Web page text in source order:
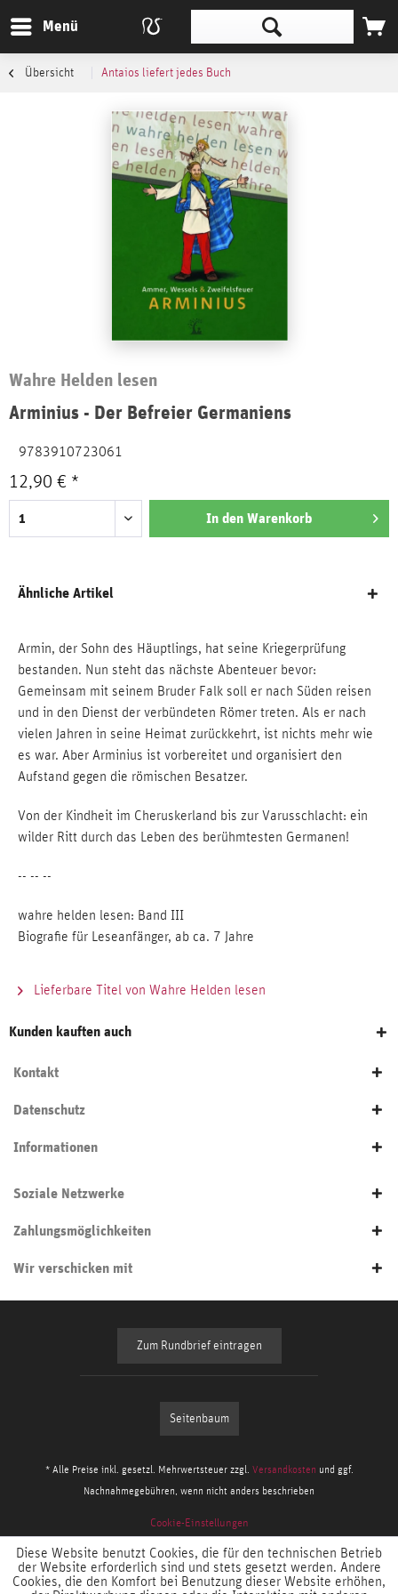
Menü
Übersicht Antaios liefert jedes Buch
Wahre Helden lesen
Arminius - Der Befreier Germaniens
9783910723061
12,90 € *
In den Warenkorb
Ähnliche Artikel
Armin, der Sohn des Häuptlings, hat seine Kriegerprüfung
bestanden. Nun steht das nächste Abenteuer bevor:
Gemeinsam mit seinem Bruder Falk soll er nach Süden reisen
und in den Dienst der verbündeten Römer treten. Als er nach
vielen Jahren in seine Heimat zurückkehrt, ist nichts mehr wie
es war. Aber Arminius ist vorbereitet und organisiert den
Aufstand gegen die römischen Besatzer.
Von der Kindheit im Cheruskerland bis zur Varusschlacht: ein
wilder Ritt durch das Leben des berühmtesten Germanen!
-- -- --
wahre helden lesen: Band III
Biografie für Leseanfänger, ab ca. 7 Jahre
Lieferbare Titel von Wahre Helden lesen
Kunden kauften auch
Kontakt
Datenschutz
Informationen
Soziale Netzwerke
Zahlungsmöglichkeiten
Wir verschicken mit
Zum Rundbrief eintragen
Seitenbaum
* Alle Preise inkl. gesetzl. Mehrwertsteuer zzgl. Versandkosten und ggf.
Nachnahmegebühren, wenn nicht anders beschrieben
Cookie-Einstellungen
Diese Website benutzt Cookies, die für den technischen Betrieb
der Website erforderlich sind und stets gesetzt werden. Andere
Cookies, die den Komfort bei Benutzung dieser Website erhöhen,